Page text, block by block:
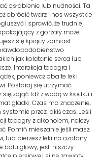
osłabienie lub nudności. Ta
obrócić twarz i nos wszystkie
i sprawić, że trudniej
z gorzały może
się śpiący zamiast
jak kołatanie serca lub
Interakcja tadagra i
ponieważ oba te leki
Postaraj się utrzymać
zająć. Idź z wodą w środku i
gładki. Czas ma znaczenie,
przez jakiś czas. Jeśli
tadagry z alkoholem, należy
Pomiń mieszanie jeśli masz
lub bierzesz leki na azotany.
bólu głowy, jeśli niszczy